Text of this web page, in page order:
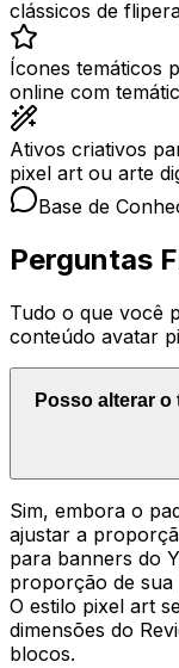
clássicos de
Ícones temáticos
online com
Ativos criativos
pixel art ou arte
Base de
Perguntas
Tudo o que você
conteúdo avatar
Posso alterar
Sim, embora o
ajustar a
para banners do
proporção de sua
O estilo pixel art
dimensões do
blocos.